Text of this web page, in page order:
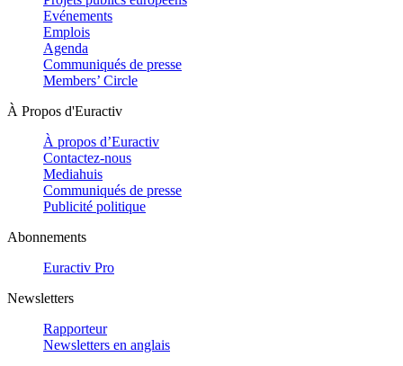
Evénements
Emplois
Agenda
Communiqués de presse
Members’ Circle
À Propos d'Euractiv
À propos d’Euractiv
Contactez-nous
Mediahuis
Communiqués de presse
Publicité politique
Abonnements
Euractiv Pro
Newsletters
Rapporteur
Newsletters en anglais